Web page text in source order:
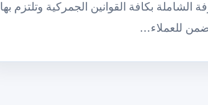
الشاملة بكافة القوانين الجمركية وتلتزم بها
للعملاء…